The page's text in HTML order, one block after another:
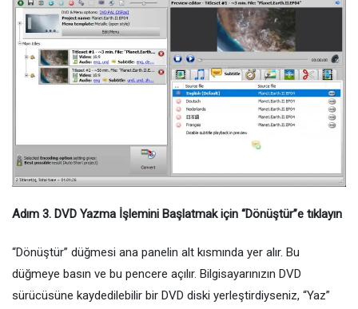
Adım 3. DVD Yazma İşlemini Başlatmak için “Dönüştür”e tıklayın
“Dönüştür” düğmesi ana panelin alt kısmında yer alır. Bu
düğmeye basın ve bu pencere açılır. Bilgisayarınızın DVD
sürücüsüne kaydedilebilir bir DVD diski yerleştirdiyseniz, “Yaz”